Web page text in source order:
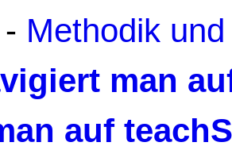
- Methodik
man
auf